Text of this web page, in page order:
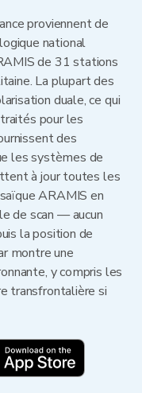
proviennent de
national
de 31 stations
La plupart des
duale, ce qui
pour les
des
les systèmes de
à jour toutes les
ARAMIS en
de scan — aucun
la position de
montre une
y compris les
transfrontalière si